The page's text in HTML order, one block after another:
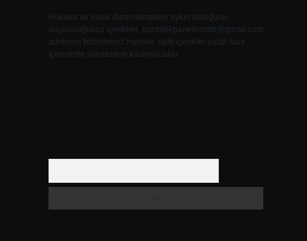
Hukuka ve yasal düzenlemelere aykırı olduğunu
düşündüğünüz içerikleri, backlinkpanelicomtr@gmail.com
adresine bildirmeniz halinde, ilgili içerikler yasal süre
içerisinde sitemizden kaldırılacaktır.